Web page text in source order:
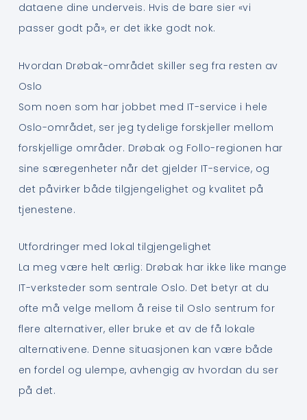
dataene dine underveis. Hvis de bare sier «vi
passer godt på», er det ikke godt nok.
Hvordan Drøbak-området skiller seg fra resten av
Oslo
Som noen som har jobbet med IT-service i hele
Oslo-området, ser jeg tydelige forskjeller mellom
forskjellige områder. Drøbak og Follo-regionen har
sine særegenheter når det gjelder IT-service, og
det påvirker både tilgjengelighet og kvalitet på
tjenestene.
Utfordringer med lokal tilgjengelighet
La meg være helt ærlig: Drøbak har ikke like mange
IT-verksteder som sentrale Oslo. Det betyr at du
ofte må velge mellom å reise til Oslo sentrum for
flere alternativer, eller bruke et av de få lokale
alternativene. Denne situasjonen kan være både
en fordel og ulempe, avhengig av hvordan du ser
på det.